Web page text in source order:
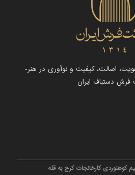
اصالت، کیفیت و نوآوری در هنر-
دستباف ایران
کوهنوردی کارخانجات کرج به قله